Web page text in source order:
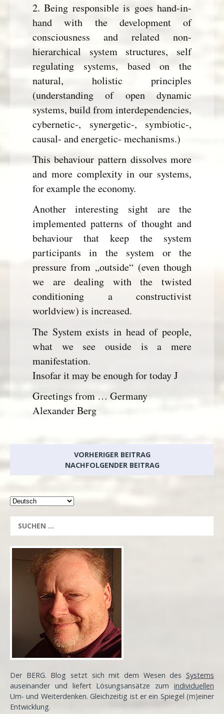
2. Being responsible is goes hand-in-
hand with the development of
consciousness and related non-
hierarchical system structures, self
regulating systems, based on the
natural, holistic principles
(understanding of open dynamic
systems, build from interdependencies,
cybernetic-, synergetic-, symbiotic-,
causal- and energetic- mechanisms.)
This behaviour pattern dissolves more
and more complexity in our systems,
for example the economy.
Another interesting sight are the
implemented patterns of thought and
behaviour that keep the system
participants in the system or the
pressure from „outside“ (even though
we are dealing with the twisted
conditioning a constructivist
worldview) is increased.
The System exists in head of people,
what we see ouside is a mere
manifestation.
Insofar it may be enough for today J
Greetings from … Germany
Alexander Berg
VORHERIGER BEITRAG
NACHFOLGENDER BEITRAG
Der BERG. Blog setzt sich mit dem Wesen des Systems
auseinander und liefert Lösungsansätze zum individuellen
Um- und Weiterdenken. Gleichzeitig ist er ein Spiegel (m)einer
Entwicklung.